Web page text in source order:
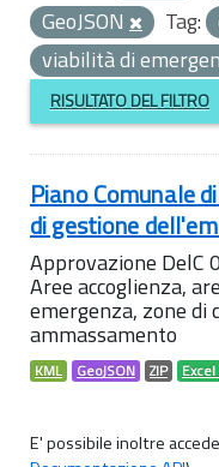
GeoJSON
Tag:
viabilità di
RISULTATO DEL FILTRO
Piano Comunale
di gestione
Approvazione
Aree accoglienza,
emergenza, zone di
ammassamento
KML GeoJSON ZIP Excel
E' possibile inoltre